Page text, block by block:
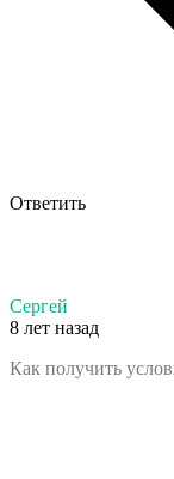
Ответить
Сергей
8 лет назад
Как получить